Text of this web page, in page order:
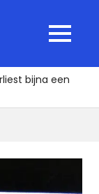
MENU
bijna een